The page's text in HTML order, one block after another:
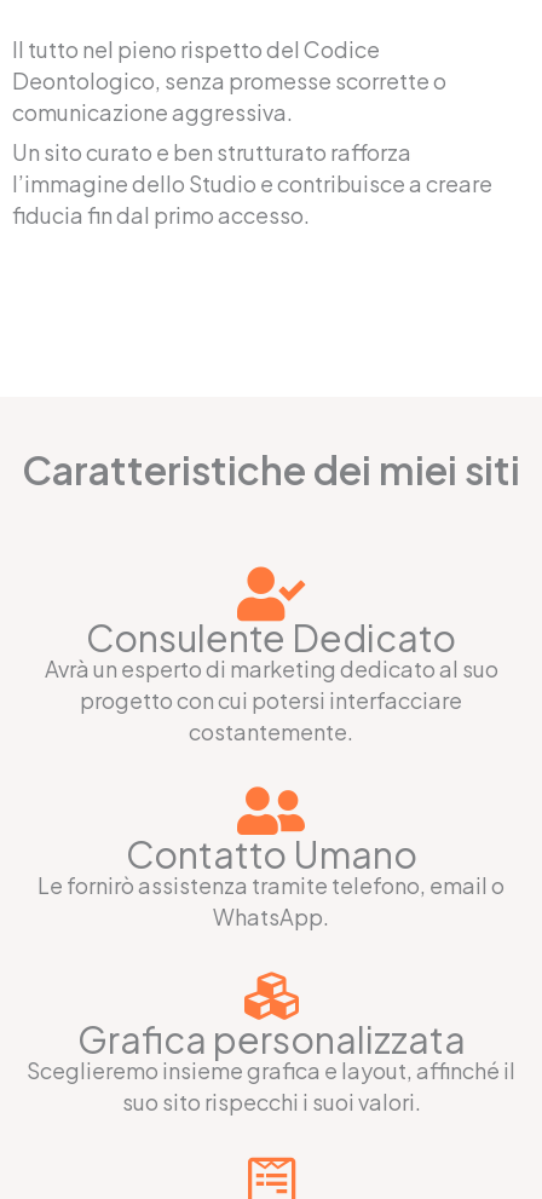
Il tutto nel pieno rispetto del Codice
Deontologico, senza promesse scorrette o
comunicazione aggressiva.
Un sito curato e ben strutturato rafforza
l’immagine dello Studio e contribuisce a creare
fiducia fin dal primo accesso.
Caratteristiche dei miei siti
Consulente Dedicato
Avrà un esperto di marketing dedicato al suo
progetto con cui potersi interfacciare
costantemente.
Contatto Umano
Le fornirò assistenza tramite telefono, email o
WhatsApp.
Grafica personalizzata
Sceglieremo insieme grafica e layout, affinché il
suo sito rispecchi i suoi valori.